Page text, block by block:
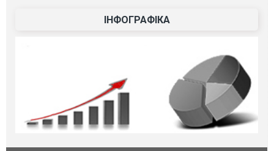
ІНФОГРАФІКА